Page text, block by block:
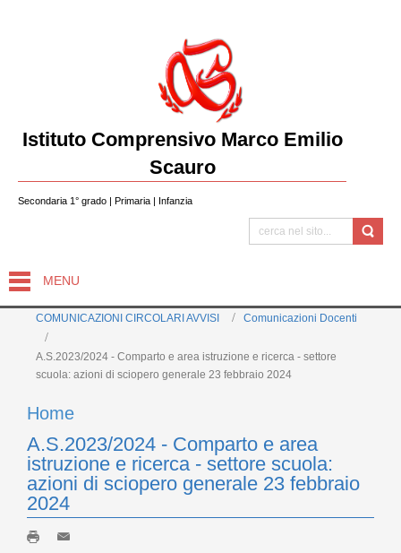
Istituto Comprensivo Marco Emilio
Scauro
Secondaria 1° grado | Primaria | Infanzia
MENU
COMUNICAZIONI CIRCOLARI AVVISI Comunicazioni Docenti
A.S.2023/2024 - Comparto e area istruzione e ricerca - settore
scuola: azioni di sciopero generale 23 febbraio 2024
Home
A.S.2023/2024 - Comparto e area
istruzione e ricerca - settore scuola:
azioni di sciopero generale 23 febbraio
2024